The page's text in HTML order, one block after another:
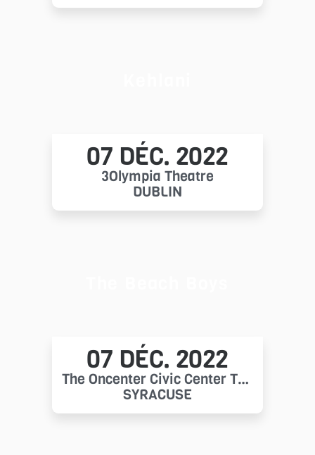
07 DÉC. 2022
3Olympia Theatre
DUBLIN
07 DÉC. 2022
The Oncenter Civic Center Theaters
SYRACUSE